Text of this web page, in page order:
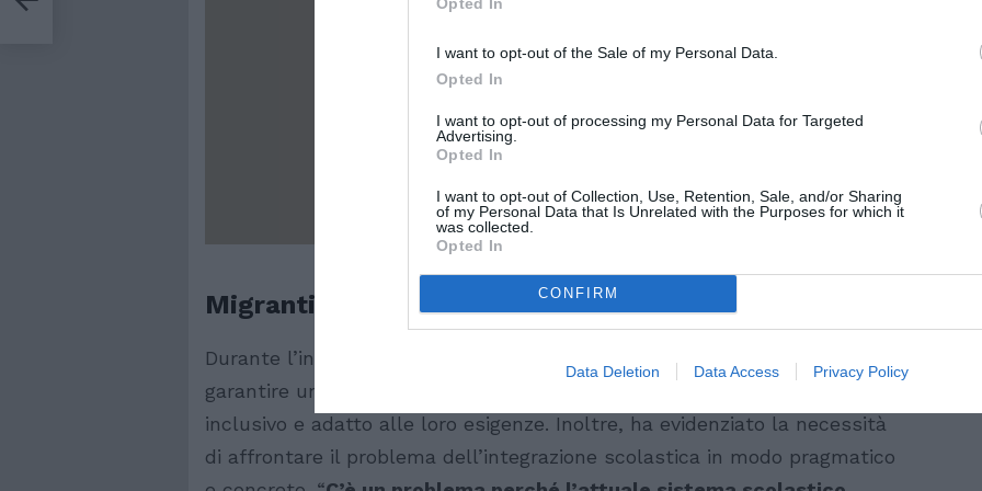
I want to opt-out of the Sale of my Personal Data.
Opted In
I want to opt-out of processing my Personal Data for Targeted
Advertising.
Opted In
I want to opt-out of Collection, Use, Retention, Sale, and/or Sharing
of my Personal Data that Is Unrelated with the Purposes for which it
was collected.
Opted In
CONFIRM
Data Deletion Data Access Privacy Policy
Migranti, la proposta scolastica
Durante l’intervista, il ministro ha parlato quindi dell’importanza di
garantire un futuro ai giovani migranti attraverso un sistema educativo
inclusivo e adatto alle loro esigenze. Inoltre, ha evidenziato la necessità
di affrontare il problema dell’integrazione scolastica in modo pragmatico